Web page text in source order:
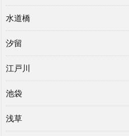
水道橋
汐留
江戸川
池袋
浅草